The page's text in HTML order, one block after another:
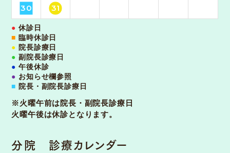
30 31
● 休診日
■ 臨時休診日
● 院長診療日
● 副院長診療日
● 午後休診
● お知らせ欄参照
■ 院長・副院長診療日
※火曜午前は院長・副院長診療日
火曜午後は休診となります。
分院 診療カレンダー